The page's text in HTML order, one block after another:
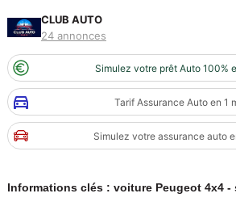
CLUB AUTO
24 annonces
Simulez votre prêt Auto 100%
Tarif Assurance Auto en 1
Simulez votre assurance auto
Informations clés : voiture Peugeot 4x4 -